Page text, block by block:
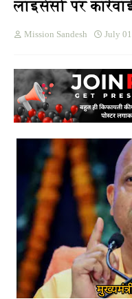
लाइसेंसों पर
Mission Sandesh July